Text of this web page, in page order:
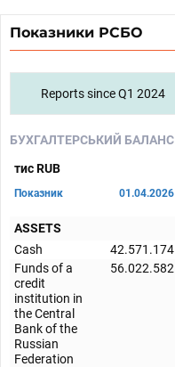
Показники РСБО
Reports since Q1 2024
БУХГАЛТЕРСЬКИЙ БАЛАНС
тис RUB
Показник 01.04.2026
ASSETS
Cash
42.571.174
Funds of a
credit
institution in
the Central
Bank of the
Russian
Federation
56.022.582